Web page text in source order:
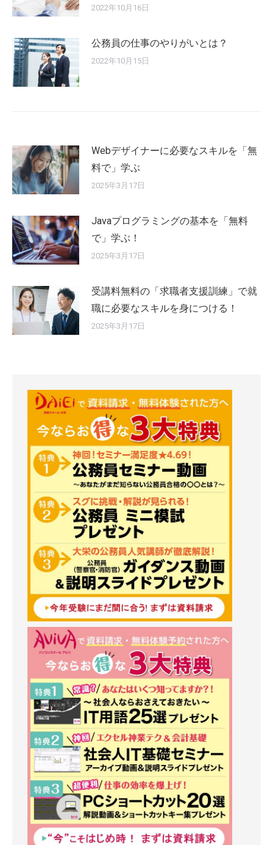
2022年10月16日
公務員の仕事のやりがいとは？
2022年10月15日
Webデザイナーに必要なスキルを「無
料で」学ぶ
2025年3月17日
Javaプログラミングの基本を「無料
で」学ぶ！
2025年3月17日
受講料無料の「求職者支援訓練」で就
職に必要なスキルを身につける！
2025年3月17日